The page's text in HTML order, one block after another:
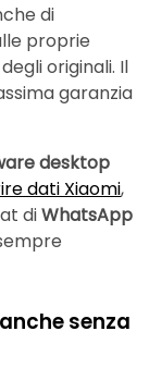
di
proprie
originali. Il
garanzia
desktop
dati Xiaomi,
diWhatsApp
senza